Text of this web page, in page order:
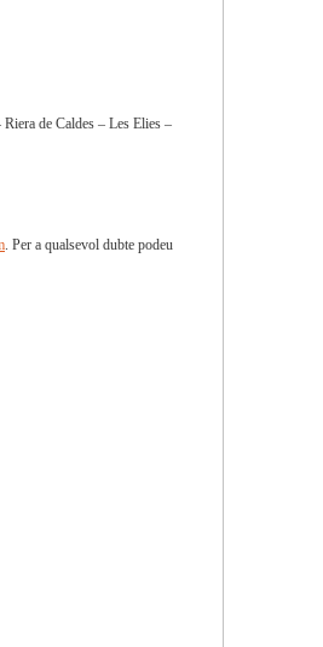
de Caldes – Les Elies –
. Per a qualsevol dubte podeu